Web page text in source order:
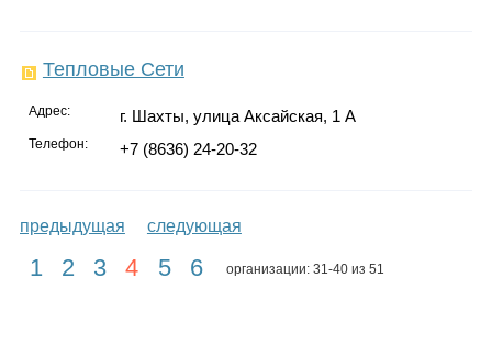
Тепловые Сети
Адрес: г. Шахты, улица Аксайская, 1 А
Телефон: +7 (8636) 24-20-32
предыдущая следующая
1 2 3 4 5 6 организации: 31-40 из 51